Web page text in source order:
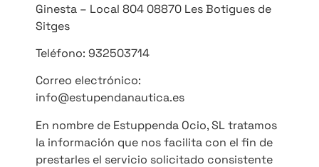
Ginesta – Local 804 08870 Les Botigues de
Sitges
Teléfono: 932503714
Correo electrónico:
info@estupendanautica.es
En nombre de Estuppenda Ocio, SL tratamos
la información que nos facilita con el fin de
prestarles el servicio solicitado consistente